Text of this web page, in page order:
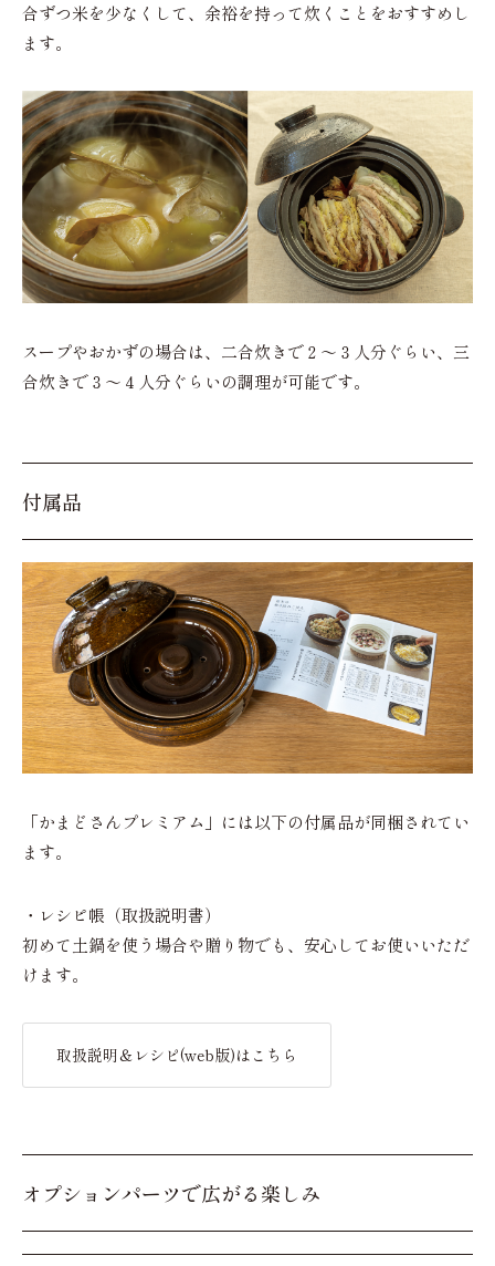
合ずつ米を少なくして、余裕を持って炊くことをおすすめし
ます。
スープやおかずの場合は、二合炊きで２～３人分ぐらい、三
合炊きで３～４人分ぐらいの調理が可能です。
付属品
「かまどさんプレミアム」には以下の付属品が同梱されてい
ます。
・レシピ帳（取扱説明書）
初めて土鍋を使う場合や贈り物でも、安心してお使いいただ
けます。
取扱説明＆レシピ(web版)はこちら
オプションパーツで広がる楽しみ